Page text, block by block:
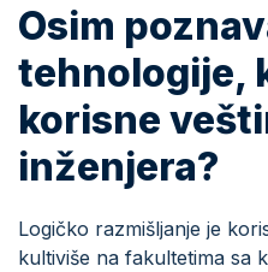
Osim
tehnologije,
korisne
inženjera?
Logičko razmišljanje je
kultiviše na fakultetima sa